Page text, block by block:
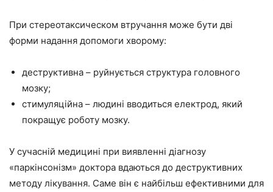
При стереотаксическом втручання може бути дві
форми надання допомоги хворому:
деструктивна – руйнується структура головного
мозку;
стимуляційна – людині вводиться електрод, який
покращує роботу мозку.
У сучасній медицині при виявленні діагнозу
«паркінсонізм» доктора вдаються до деструктивних
методу лікування. Саме він є найбільш ефективними для